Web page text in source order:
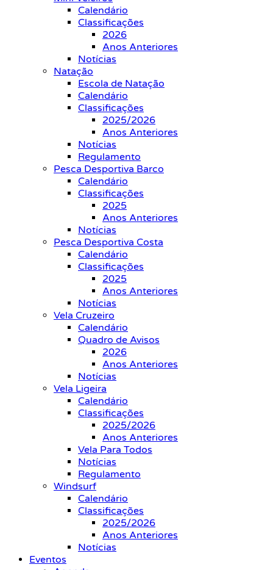
Calendário
Classificações
2026
Anos Anteriores
Notícias
Natação
Escola de Natação
Calendário
Classificações
2025/2026
Anos Anteriores
Notícias
Regulamento
Pesca Desportiva Barco
Calendário
Classificações
2025
Anos Anteriores
Notícias
Pesca Desportiva Costa
Calendário
Classificações
2025
Anos Anteriores
Notícias
Vela Cruzeiro
Calendário
Quadro de Avisos
2026
Anos Anteriores
Notícias
Vela Ligeira
Calendário
Classificações
2025/2026
Anos Anteriores
Vela Para Todos
Notícias
Regulamento
Windsurf
Calendário
Classificações
2025/2026
Anos Anteriores
Notícias
Eventos